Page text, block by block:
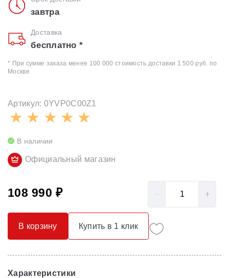
завтра
Доставка
бесплатно *
* При сумме заказа менее 100 000 стоимость доставки 1 500 руб. по
Москве
Артикул: 0YVP0C00Z1
В наличии
Официальный магазин
108 990 ₽
В корзину Купить в 1 клик
Характеристики